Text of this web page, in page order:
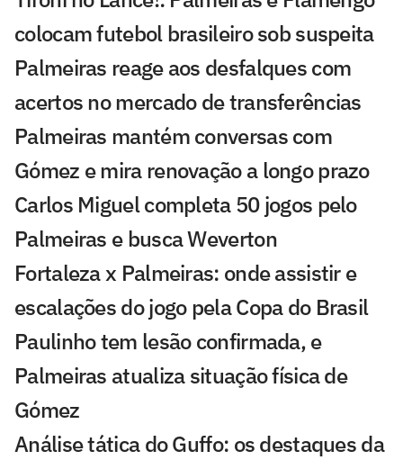
colocam futebol brasileiro sob suspeita
Palmeiras reage aos desfalques com
acertos no mercado de transferências
Palmeiras mantém conversas com
Gómez e mira renovação a longo prazo
Carlos Miguel completa 50 jogos pelo
Palmeiras e busca Weverton
Fortaleza x Palmeiras: onde assistir e
escalações do jogo pela Copa do Brasil
Paulinho tem lesão confirmada, e
Palmeiras atualiza situação física de
Gómez
Análise tática do Guffo: os destaques da